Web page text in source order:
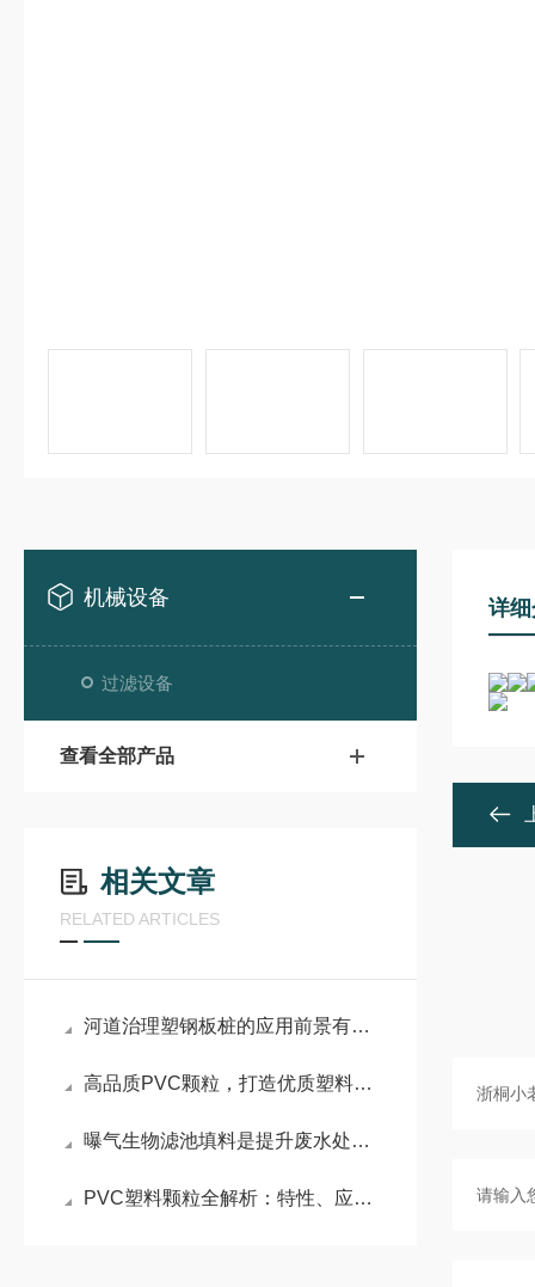
机械设备
过滤设备
查看全部产品
相关文章
RELATED ARTICLES
河道治理塑钢板桩的应用前景有哪些
高品质PVC颗粒，打造优质塑料制品的核心基石
曝气生物滤池填料是提升废水处理效率的关键
PVC塑料颗粒全解析：特性、应用与注意事项
详